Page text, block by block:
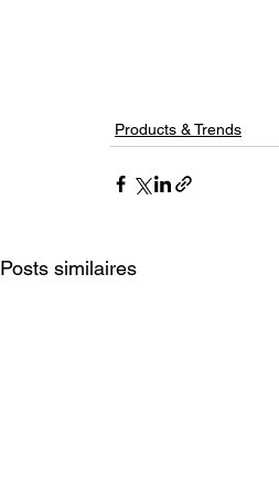
Products & Trends
Posts similaires